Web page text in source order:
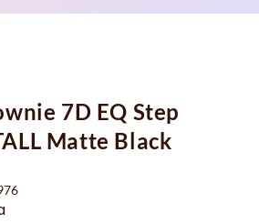
7D EQ Step
Matte Black